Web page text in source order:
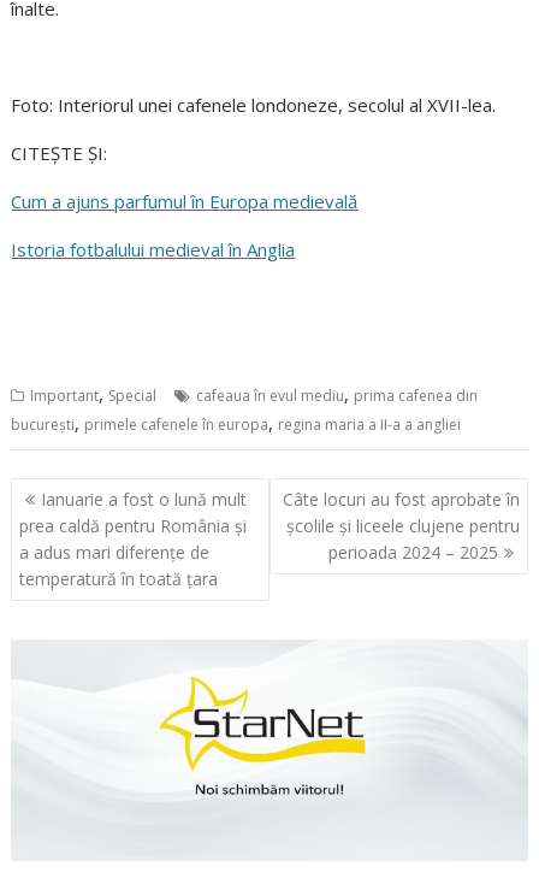
înalte.
Foto: Interiorul unei cafenele londoneze, secolul al XVII-lea.
CITEȘTE ȘI:
Cum a ajuns parfumul în Europa medievală
Istoria fotbalului medieval în Anglia
Important, Special cafeaua în evul mediu, prima cafenea din
bucurești, primele cafenele în europa, regina maria a II-a a angliei
Navigare
în
articole
Ianuarie a fost o lună mult
prea caldă pentru România și
a adus mari diferențe de
temperatură în toată țara
Câte locuri au fost aprobate în
școlile și liceele clujene pentru
perioada 2024 – 2025